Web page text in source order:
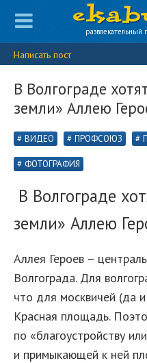
развлекательный
Написать пост
В Волгограде
земли» Аллею
ВИДЕО ПРОФСОЮЗ
ФОТОГРАФИЯ
В Волгограде
земли» Аллею
Аллея Героев –
Волгограда. Для
что для москвичей (да
Красная площадь.
по «благоустройству
и примыкающей к ней